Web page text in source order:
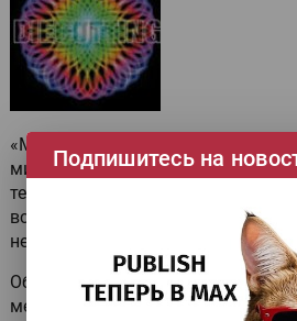
«Мир высечки» (The World of
мире книга, призванная дать
технологиях высечки. Автор
все эволюционные вехи
неподвижным ножом, а также
Объединяя вехи… Немногие
место высечка занимает в
Подпишитесь на